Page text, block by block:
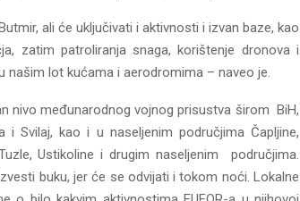
ali će uključivati i aktivnosti i izvan baze, kao
zatim patroliranja snaga, korištenje dronova i
lot kućama i aerodromima – naveo je.
nivo međunarodnog vojnog prisustva širom BiH,
Svilaj, kao i u naseljenim područjima Čapljine,
Ustikoline i drugim naseljenim područjima.
buku, jer će se odvijati i tokom noći. Lokalne